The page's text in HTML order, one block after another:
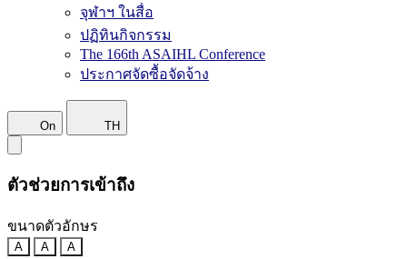
จุฬาฯ ในสื่อ
ปฏิทินกิจกรรม
The 166th ASAIHL Conference
ประกาศจัดซื้อจัดจ้าง
On TH
ตัวช่วยการเข้าถึง
ขนาดตัวอักษร
A A A